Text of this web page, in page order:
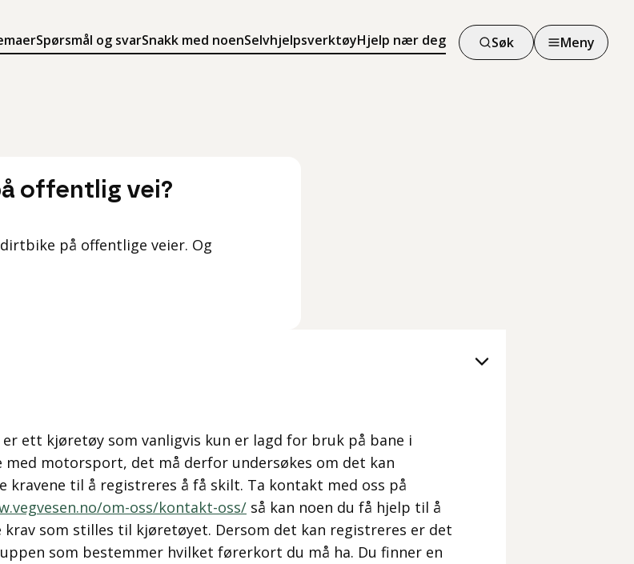
Spørsmål og svarSnakk med noenSelvhjelpsverktøyHjelp nær deg Søk Meny
offentlig vei?
på offentlige veier. Og
ett kjøretøy som vanligvis kun er lagd for bruk på bane i
med motorsport, det må derfor undersøkes om det kan
kravene til å registreres å få skilt. Ta kontakt med oss på
om-oss/kontakt-oss/ så kan noen du få hjelp til å
krav som stilles til kjøretøyet. Dersom det kan registreres er det
som bestemmer hvilket førerkort du må ha. Du finner en